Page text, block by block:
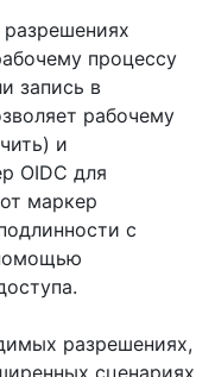
разрешениях
процессу
запись в
рабочему
и
OIDC для
маркер
с
разрешениях,
сценариях